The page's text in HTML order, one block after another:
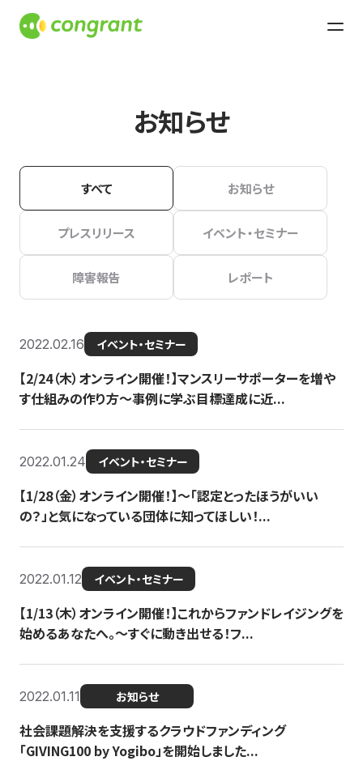
お知らせ
すべて お知らせ
プレスリリース イベント・セミナー
障害報告 レポート
2022.02.16 イベント・セミナー
【2/24（木）オンライン開催！】マンスリーサポーターを増や
す仕組みの作り方〜事例に学ぶ目標達成に近...
2022.01.24 イベント・セミナー
【1/28（金）オンライン開催！】〜「認定とったほうがいい
の？」と気になっている団体に知ってほしい！...
2022.01.12 イベント・セミナー
【1/13（木）オンライン開催！】これからファンドレイジングを
始めるあなたへ。〜すぐに動き出せる！フ...
2022.01.11 お知らせ
社会課題解決を支援するクラウドファンディング
「GIVING100 by Yogibo」を開始しました...